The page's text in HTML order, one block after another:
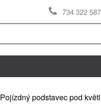
734 322 587
Pojízdný podstavec pod